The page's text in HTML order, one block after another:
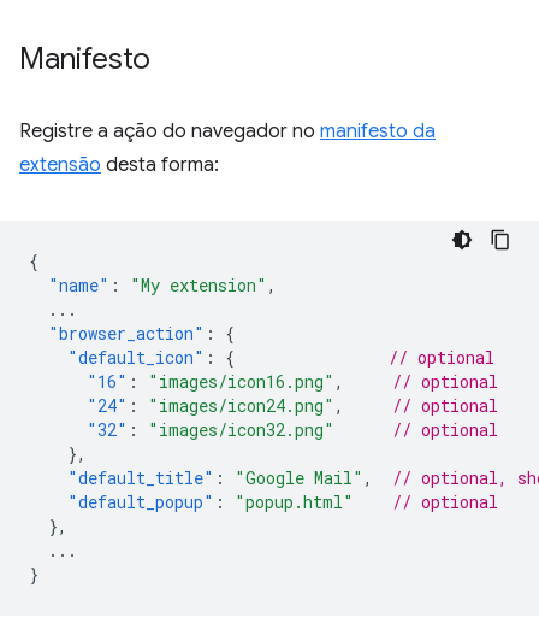
Manifesto
Registre a ação do navegador no manifesto da
extensão desta forma:
{
"name" : "My extension" ,
...
"browser_action" :
{
"default_icon" : {
// optional
"16" : "images/icon16.png" ,
// optional
"24" : "images/icon24.png" ,
// optional
"32" : "images/icon32.png"
// optional
},
"default_title" : "Google Mail" ,
// optional,
"default_popup" : "popup.html"
// optional
},
...
}